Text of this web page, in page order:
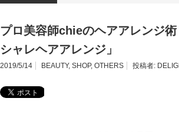
プロ美容師chieのヘアアレンジ
シャレヘアアレンジ」
2019/5/14 BEAUTY, SHOP, OTHERS 投稿者: